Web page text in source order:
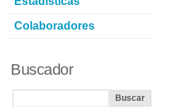
Colaboradores
Buscador